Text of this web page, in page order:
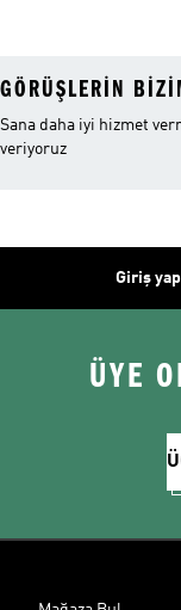
GÖRÜŞLERIN
Sana daha iyi hizmet
veriyoruz
Giriş yap
ÜYE